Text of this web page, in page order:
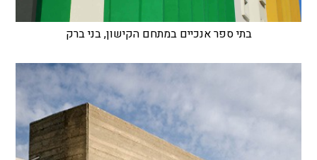
בתי ספר אנכיים במתחם הקישון, בני ברק